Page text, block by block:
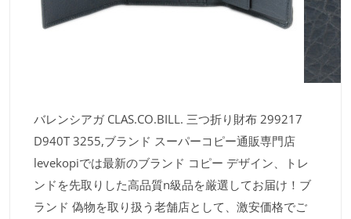
バレンシアガ CLAS.CO.BILL. 三つ折り財布 299217
D940T 3255,ブランド スーパーコピー通販専門店
levekopiでは最新のブランド コピー デザイン、トレ
ンドを先取りした高品質n級品を厳選してお届け！ブ
ランド 偽物を取り扱う老舗店として、激安価格でご